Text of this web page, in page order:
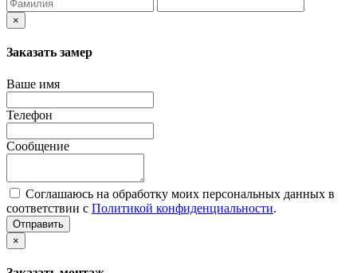
×
Заказать замер
Ваше имя
Телефон
Сообщение
Соглашаюсь на обработку моих персональных данных в
соответствии с Политикой конфиденциальности.
Отправить
×